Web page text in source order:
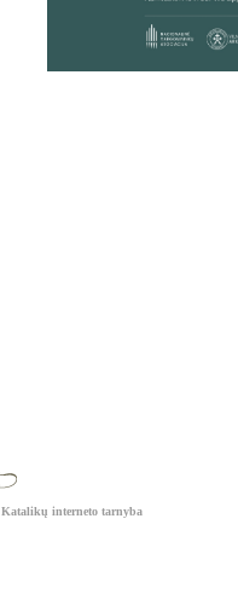
Katalikų interneto tarnyba